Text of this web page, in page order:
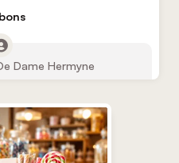
Dame Hermyne